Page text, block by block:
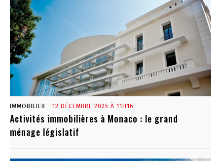
IMMOBILIER 12 DÉCEMBRE 2025 À 11H16
Activités immobilières à Monaco : le grand
ménage législatif